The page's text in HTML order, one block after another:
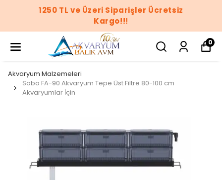
1250 TL ve Üzeri Siparişler Ücretsiz
Kargo!!!
0
Akvaryum Malzemeleri
Sobo FA-90 Akvaryum Tepe Üst Filtre 80-100 cm
Akvaryumlar İçin